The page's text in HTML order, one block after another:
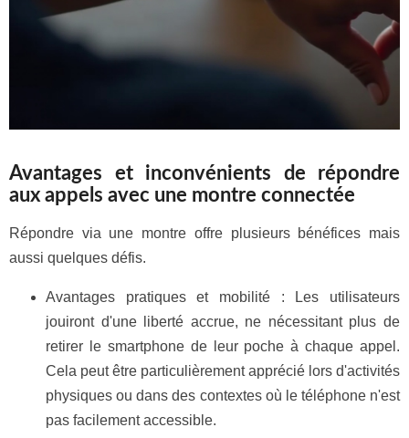
Avantages et inconvénients de répondre
aux appels avec une montre connectée
Répondre via une montre offre plusieurs bénéfices mais
aussi quelques défis.
Avantages pratiques et mobilité : Les utilisateurs
jouiront d'une liberté accrue, ne nécessitant plus de
retirer le smartphone de leur poche à chaque appel.
Cela peut être particulièrement apprécié lors d'activités
physiques ou dans des contextes où le téléphone n'est
pas facilement accessible.